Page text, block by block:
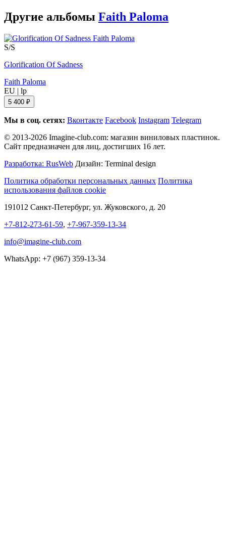
Другие альбомы Faith Paloma
S/S
Glorification Of Sadness
Faith Paloma
EU | lp
5 400 ₽
Мы в соц. сетях: Вконтакте Facebook Instagram Telegram
© 2013-2026 Imagine-club.com: магазин виниловых пластинок.
Сайт предназначен для лиц, достигших 16 лет.
Разработка: RusWeb Дизайн: Terminal design
Политика обработки персональных данных Политика
использования файлов cookie
191012 Санкт-Петербург, ул. Жуковского, д. 20
+7-812-273-61-59, +7-967-359-13-34
info@imagine-club.com
WhatsApp: +7 (967) 359-13-34